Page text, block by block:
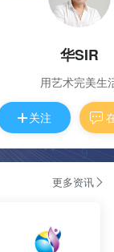
华SIR
用艺术完美生
关注
更多资讯